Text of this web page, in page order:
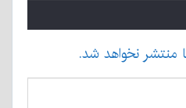
منتشر نخواهد شد.